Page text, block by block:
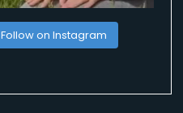
Follow on Instagram